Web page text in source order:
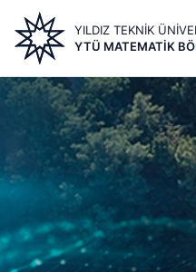
içeriğe
atla
YILDIZ TEKNİK
YTÜ MATEMATIK
Image